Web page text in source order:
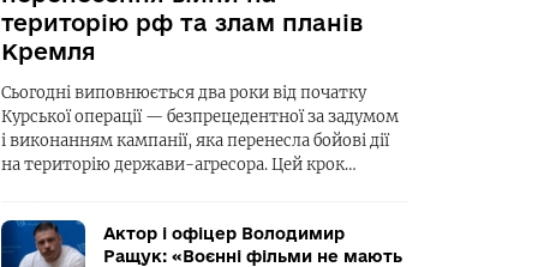
територію рф та злам планів
Кремля
Сьогодні виповнюється два роки від початку
Курської операції — безпрецедентної за задумом
і виконанням кампанії, яка перенесла бойові дії
на територію держави-агресора. Цей крок…
Актор і офіцер Володимир
Ращук: «Воєнні фільми не мають